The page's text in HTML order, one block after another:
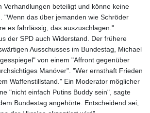
Verhandlungen beteiligt und könne keine
"Wenn das über jemanden wie Schröder
es fahrlässig, das auszuschlagen."
der SPD auch Widerstand. Der frühere
Ausschusses im Bundestag, Michael
von einem "Affront gegenüber
Manöver". "Wer ernsthaft Frieden
Waffenstillstand." Ein Moderator möglicher
"nicht einfach Putins Buddy sein", sagte
Bundestag angehörte. Entscheidend sei,